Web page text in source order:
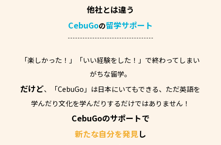
他社とは違う
CebuGoの留学サポート
「楽しかった！」「いい経験をした！」で終わってしまい
がちな留学。
だけど、「CebuGo」は日本にいてもできる、 ただ英語を
学んだり文化を学んだりするだけではありません！
CebuGoのサポートで
新たな自分を発見し